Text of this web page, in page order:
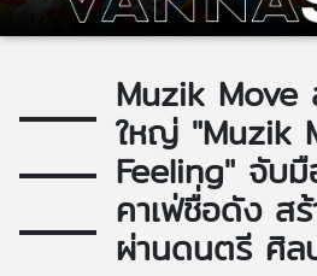
Muzik Move
ใหญ่ "Muzik
Feeling" จับมื
คาเฟ่ชื่อดัง ส
ผ่านดนตรี ศิล